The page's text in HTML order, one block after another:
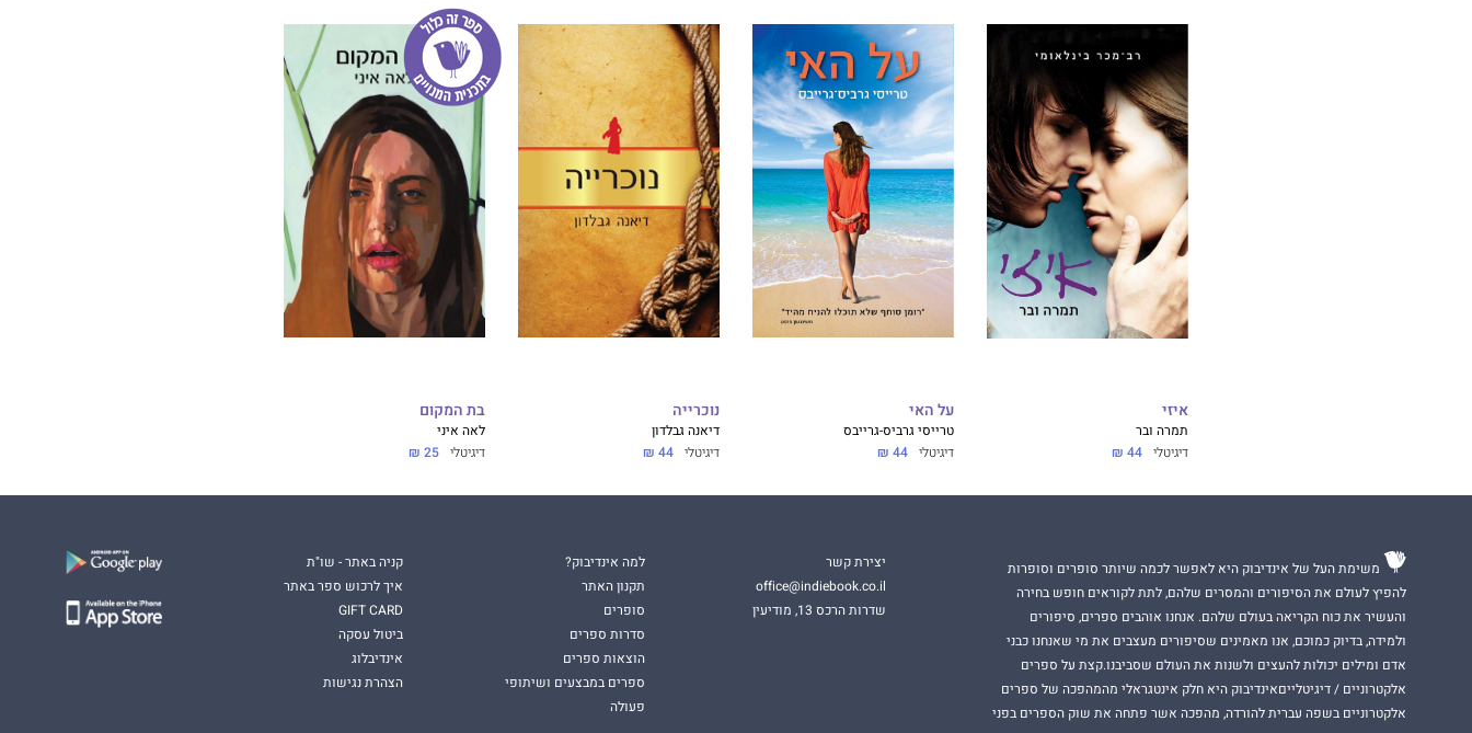
איזי
תמרה ובר
דיגיטלי 44 ₪
על האי
טרייסי גרביס-גרייבס
דיגיטלי 44 ₪
נוכרייה
דיאנה גבלדון
דיגיטלי 44 ₪
בת המקום
לאה איני
דיגיטלי 25 ₪
משימת העל של אינדיבוק היא לאפשר לכמה שיותר סופרים וסופרות
להפיץ לעולם את הסיפורים והמסרים שלהם, לתת לקוראים חופש בחירה
והעשיר את כוח הקריאה בעולם שלהם. אנחנו אוהבים ספרים, סיפורים
ולמידה, בדיוק כמוכם, אנו מאמינים שסיפורים מעצבים את מי שאנחנו כבני
אדם ומילים יכולות להעצים ולשנות את העולם שסביבנו.קצת על ספרים
אלקטרוניים / דיגיטלייםאינדיבוק היא חלק אינטגראלי מהמהפכה של ספרים
אלקטרוניים בשפה עברית להורדה, מהפכה אשר פתחה את שוק הספרים בפני
יצירת קשר
office@indiebook.co.il
שדרות הרכס 13, מודיעין
למה אינדיבוק?
תקנון האתר
סופרים
סדרות ספרים
הוצאות ספרים
ספרים במבצעים ושיתופי
פעולה
קניה באתר - שו"ת
איך לרכוש ספר באתר
GIFT CARD
ביטול עסקה
אינדיבלוג
הצהרת נגישות